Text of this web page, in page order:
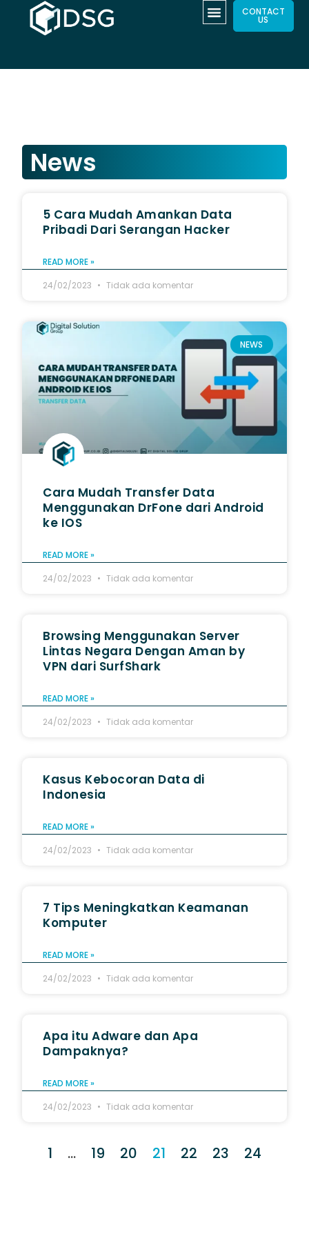
CONTACT
US
News
5 Cara Mudah Amankan Data
Pribadi Dari Serangan Hacker
READ MORE »
24/02/2023
Tidak ada komentar
NEWS
Cara Mudah Transfer Data
Menggunakan DrFone dari Android
ke IOS
READ MORE »
24/02/2023
Tidak ada komentar
Browsing Menggunakan Server
Lintas Negara Dengan Aman by
VPN dari SurfShark
READ MORE »
24/02/2023
Tidak ada komentar
Kasus Kebocoran Data di
Indonesia
READ MORE »
24/02/2023
Tidak ada komentar
7 Tips Meningkatkan Keamanan
Komputer
READ MORE »
24/02/2023
Tidak ada komentar
Apa itu Adware dan Apa
Dampaknya?
READ MORE »
24/02/2023
Tidak ada komentar
1 … 19 20 21 22 23 24